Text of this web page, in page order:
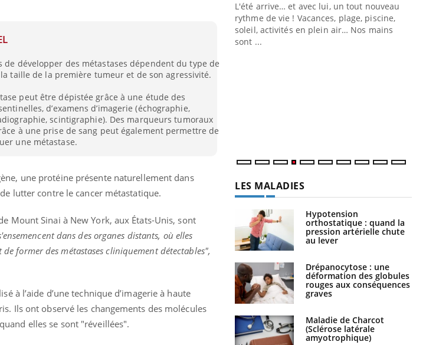
de développer des métastases dépendent du type de
taille de la première tumeur et de son agressivité.
peut être dépistée grâce à une étude des
d’examens d’imagerie (échographie,
scintigraphie). Des marqueurs tumoraux
à une prise de sang peut également permettre de
une métastase.
une protéine présente naturellement dans
lutter contre le cancer métastatique.
Mount Sinai à New York, aux États-Unis, sont
dans des organes distants, où elles
former des métastases cliniquement détectables",
à l’aide d’une technique d’imagerie à haute
Ils ont observé les changements des molécules
elles se sont "réveillées".
qui la rend
L'été arrive… et avec lui, un tout nouveau
rythme de vie ! Vacances, plage, piscine,
soleil, activités en plein air… Nos mains
sont ...
LES MALADIES
Hypotension
orthostatique : quand la
pression artérielle chute
au lever
Drépanocytose : une
déformation des globules
rouges aux conséquences
graves
Maladie de Charcot
(Sclérose latérale
amyotrophique)